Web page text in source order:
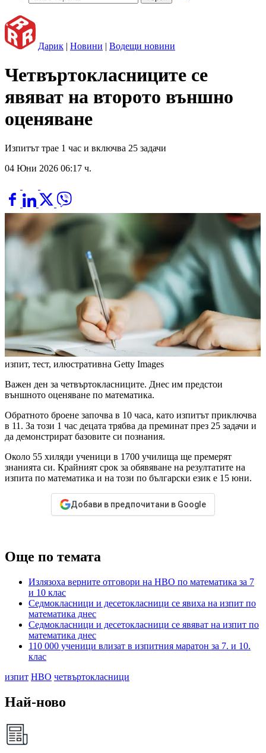
Дарик | Новини | Водещи новини
Четвъртокласниците се
явяват на второто външно
оценяване
Изпитът трае 1 час и включва 25 задачи
04 Юни 2026 06:17 ч.
изпит, тест, илюстративна Getty Images
Важен ден за четвъртокласниците. Днес им предстои
външното оценяване по математика.
Обратното броене започва в 10 часа, като изпитът приключва
в 11. За този 1 час децата трябва да преминат през 25 задачи и
да демонстрират базовите си познания.
Около 55 хиляди ученици в 1700 училища ще премерят
знанията си. Крайният срок за обявяване на резултатите на
изпита по математика и на този по български език е 15 юни.
Добави в предпочитани в Google
Още по темата
Излязоха верните отговори на НВО по математика за 7
и 10 клас
Седмокласници и десетокласници се явиха на изпит по
математика днес
Седмокласници и десетокласници се явяват на изпит по
математика днес
110 000 ученици влизат в изпитния маратон за 7. и 10.
клас
изпит НВО четвъртокласници
Най-ново